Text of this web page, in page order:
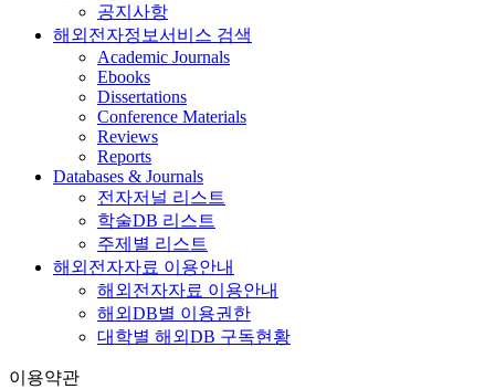
공지사항
해외전자정보서비스 검색
Academic Journals
Ebooks
Dissertations
Conference Materials
Reviews
Reports
Databases & Journals
전자저널 리스트
학술DB 리스트
주제별 리스트
해외전자자료 이용안내
해외전자자료 이용안내
해외DB별 이용권한
대학별 해외DB 구독현황
이용약관